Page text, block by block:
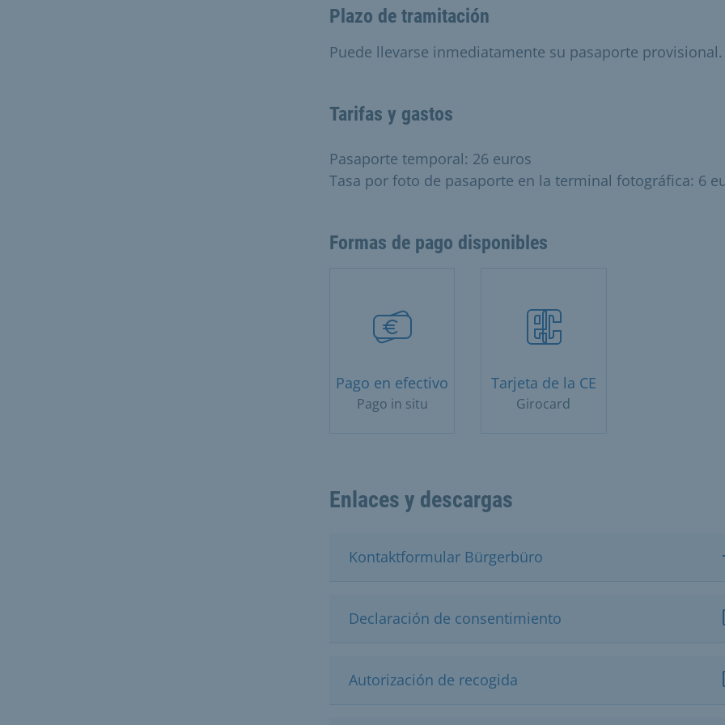
Plazo de tramitación
Puede llevarse inmediatamente su pasaporte provisional.
Tarifas y gastos
Pasaporte temporal: 26 euros
Tasa por foto de pasaporte en la terminal fotográfica: 6
Formas de pago disponibles
Pago en efectivo
Pago in situ
Tarjeta de la CE
Girocard
Enlaces y descargas
Kontaktformular Bürgerbüro
Declaración de consentimiento
Autorización de recogida